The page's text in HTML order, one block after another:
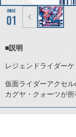
01
■説明
レジェンドライダーケ
仮面ライダーアクセ
カグヤ・クォーツが所